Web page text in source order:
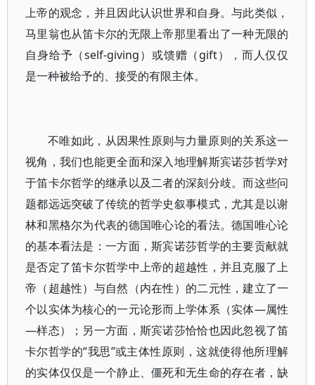
上帝的观念，并且因此认识世界和自身。与此类似，
马里翁也从笛卡尔的无限上帝那里看出了一种无限的
自身给予（self-giving）或馈赠（gift），而人仅仅
是一种被给予的、接受的有限主体。
不唯如此，从因果性原则与力量原则的关系这一
视角，我们也能更全面和深入地理解斯宾诺莎哲学对
于笛卡尔哲学的继承以及二者的深刻分歧。而这些问
题都远远突破了传统的哲学史叙事模式，尤其是以谢
林和黑格尔为代表的德国唯心论的看法。德国唯心论
的基本看法是：一方面，斯宾诺莎哲学的主要贡献就
是否定了笛卡尔哲学中上帝的超越性，并且克服了上
帝（超越性）与自然（内在性）的二元性，建立了一
个以实体为核心的一元论形而上学体系（实体—属性
—样态）；另一方面，斯宾诺莎恰恰也因此忽视了笛
卡尔哲学的“我思”或主体性原则，这就使得他所理解
的实体仅仅是一个静止、僵死和无生命的存在者，缺